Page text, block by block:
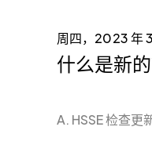
周四，2023 年
什么是新的
A. HSSE 检查更